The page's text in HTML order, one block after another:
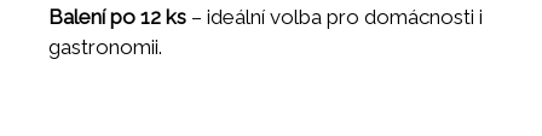
Balení po 12 ks – ideální volba pro domácnosti i
gastronomii.